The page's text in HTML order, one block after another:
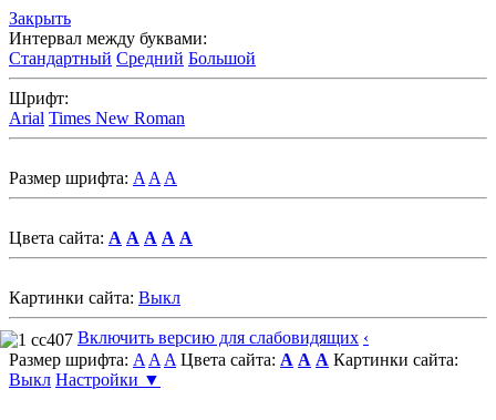
Закрыть
Интервал между буквами:
Стандартный Средний Большой
Шрифт:
Arial Times New Roman
Размер шрифта: A A A
Цвета сайта: A A A A A
Картинки сайта: Выкл
Включить версию для слабовидящих ‹
Размер шрифта: A A A Цвета сайта: A A A Картинки сайта:
Выкл Настройки ▼